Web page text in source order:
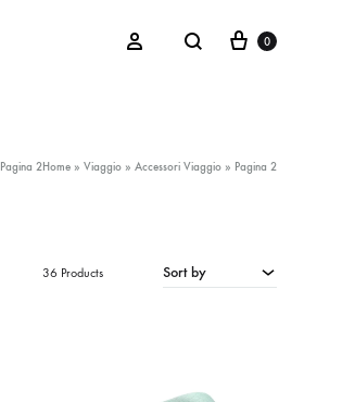
Sign inSearch Cart
0
Home » Viaggio » Accessori Viaggio » Pagina 2
Pagina 2
Sort by
36 Products